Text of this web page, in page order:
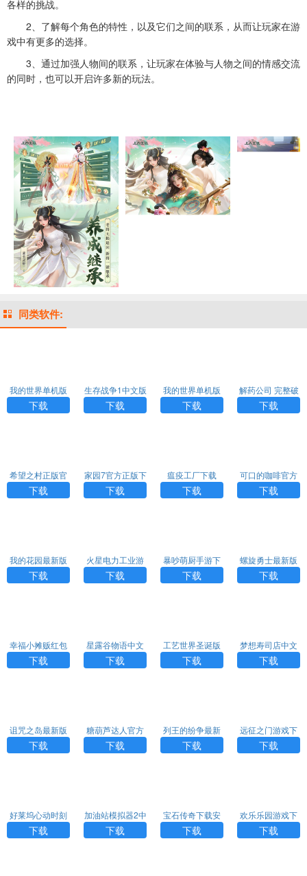
各样的挑战。
2、了解每个角色的特性，以及它们之间的联系，从而让玩家在游
戏中有更多的选择。
3、通过加强人物间的联系，让玩家在体验与人物之间的情感交流
的同时，也可以开启许多新的玩法。
同类软件:
我的世界单机版
手机下载
下载
生存战争1中文版
下载
下载
我的世界单机版
手机版
下载
解药公司 完整破
解版（Plague In
c）
下载
希望之村正版官
方版
下载
家园7官方正版下
载
下载
瘟疫工厂下载
下载
可口的咖啡官方
版正版下载
下载
我的花园最新版
下载
下载
火星电力工业游
戏
下载
暴吵萌厨手游下
载
下载
螺旋勇士最新版
下载
下载
幸福小摊贩红包
游戏
下载
星露谷物语中文
版下载
下载
工艺世界圣诞版
中文版下载
下载
梦想寿司店中文
版下载
下载
诅咒之岛最新版
下载
下载
糖葫芦达人官方
正版下载
下载
列王的纷争最新
版下载
下载
远征之门游戏下
载
下载
好莱坞心动时刻
最新官方版
下载
加油站模拟器2中
文版下载安装
下载
宝石传奇下载安
装手机版
下载
欢乐乐园游戏下
载
下载